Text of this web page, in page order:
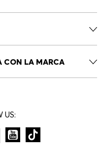
CON LA MARCA
US: